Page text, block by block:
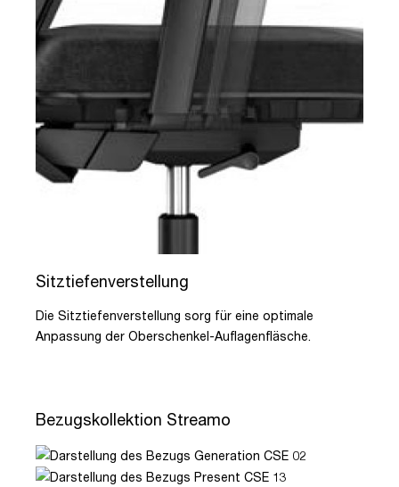
Sitztiefenverstellung
Die Sitztiefenverstellung sorg für eine optimale
Anpassung der Oberschenkel-Auflagenfläsche.
Bezugskollektion Streamo